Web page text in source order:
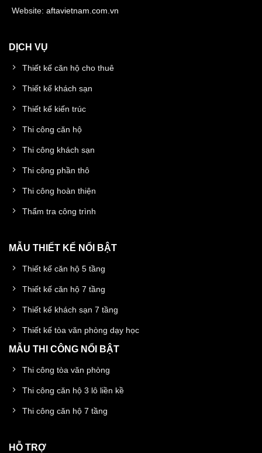
Website: aftavietnam.com.vn
DỊCH VỤ
Thiết kế căn hộ cho thuê
Thiết kế khách sạn
Thiết kế kiến trúc
Thi công căn hộ
Thi công khách sạn
Thi công phần thô
Thi công hoàn thiện
Thẩm tra công trình
MẪU THIẾT KẾ NỔI BẬT
Thiết kế căn hộ 5 tầng
Thiết kế căn hộ 7 tầng
Thiết kế khách sạn 7 tầng
Thiết kế tòa văn phòng dạy học
MẪU THI CÔNG NỔI BẬT
Thi công tòa văn phòng
Thi công căn hộ 3 lô liền kề
Thi công căn hộ 7 tầng
HỖ TRỢ